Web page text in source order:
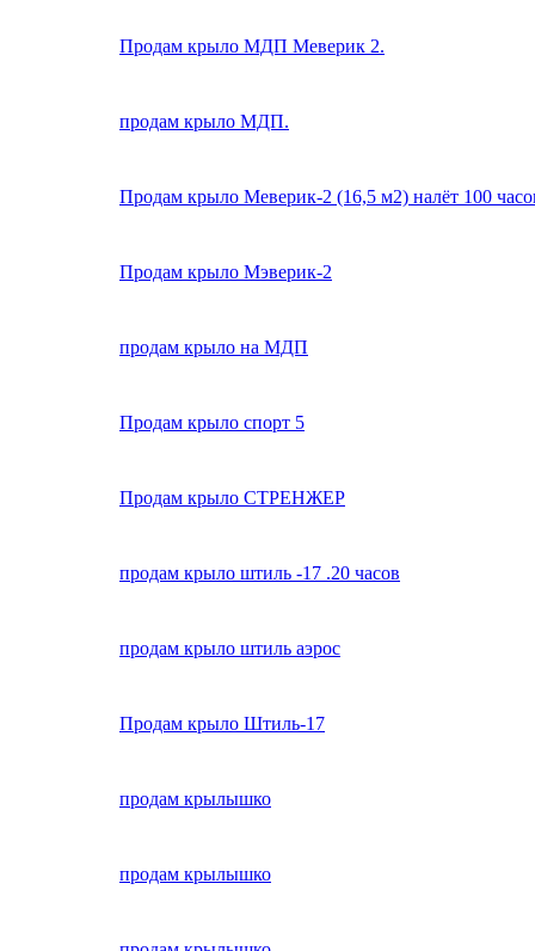
Продам крыло МДП Меверик 2.
продам крыло МДП.
Продам крыло Меверик-2 (16,5 м2) налёт 100
Продам крыло Мэверик-2
продам крыло на МДП
Продам крыло спорт 5
Продам крыло СТРЕНЖЕР
продам крыло штиль -17 .20 часов
продам крыло штиль аэрос
Продам крыло Штиль-17
продам крылышко
продам крылышко